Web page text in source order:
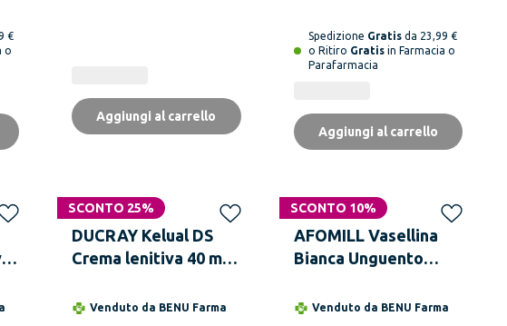
€
o
Aggiungi al carrello
Spedizione Gratisda 23,99 €
o Ritiro Gratisin Farmacia o
Parafarmacia
Aggiungi al carrello
SCONTO 25%
DUCRAY Kelual DS
Crema lenitiva 40 ml
Venduto da BENU Farma
SCONTO 10%
AFOMILL Vasellina
Bianca Unguento
Venduto da BENU Farma